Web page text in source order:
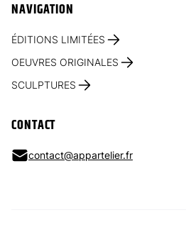
NAVIGATION
ÉDITIONS LIMITÉES
OEUVRES ORIGINALES
SCULPTURES
CONTACT
contact@appartelier.fr